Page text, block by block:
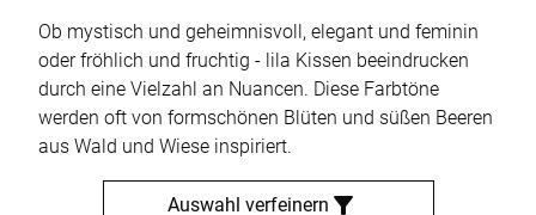
Ob mystisch und geheimnisvoll, elegant und feminin
oder fröhlich und fruchtig - lila Kissen beeindrucken
durch eine Vielzahl an Nuancen. Diese Farbtöne
werden oft von formschönen Blüten und süßen Beeren
aus Wald und Wiese inspiriert.
Auswahl verfeinern